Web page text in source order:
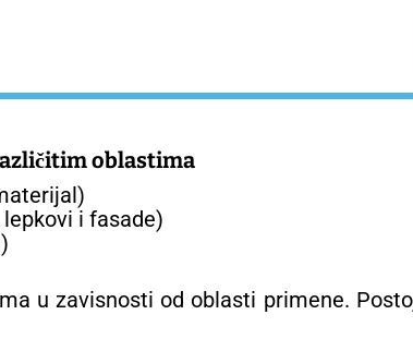
oblastima
i fasade)
u zavisnosti od oblasti primene.